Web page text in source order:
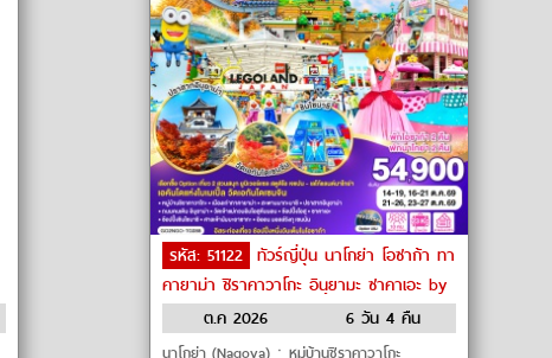
รหัส: 51122 ทัวร์ญี่ปุ่น นาโกย่า โอซาก้า ทา
คายาม่า ชิราคาวาโกะ อินุยามะ ซาคาเอะ by
THAI Airways
ต.ค 2026 6 วัน 4 คืน
นาโกย่า (Nagoya)ㆍหมู่บ้านชิราคาวาโกะ